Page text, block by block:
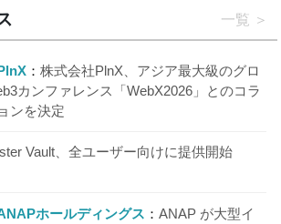
一覧
株式会社PlnX、アジア最大級のグロ
カンファレンス「WebX2026」とのコラ
ンを決定
Vault、全ユーザー向けに提供開始
ホールディングス
ANAP が大型イ